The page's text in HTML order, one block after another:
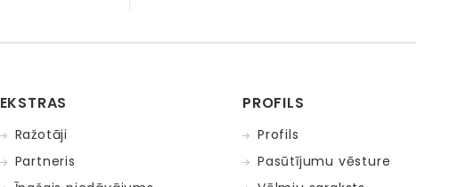
EKSTRAS
Ražotāji
Partneris
PROFILS
Profils
Pasūtījumu vēsture